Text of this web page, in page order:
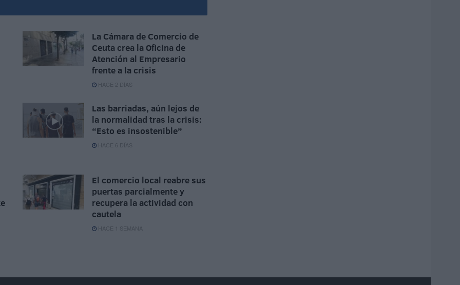
La Cámara de Comercio de
Ceuta crea la Oficina de
Atención al Empresario
frente a la crisis
HACE 2 DÍAS
Las barriadas, aún lejos de
la normalidad tras la crisis:
“Esto es insostenible”
HACE 6 DÍAS
El comercio local reabre sus
puertas parcialmente y
recupera la actividad con
cautela
HACE 1 SEMANA